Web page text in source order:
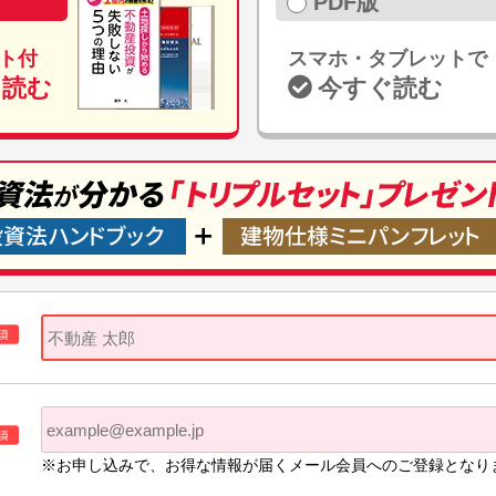
付
む
スマホ・タブレットで
今すぐ読む
※お申し込みで、お得な情報が届くメール会員へのご登録となり